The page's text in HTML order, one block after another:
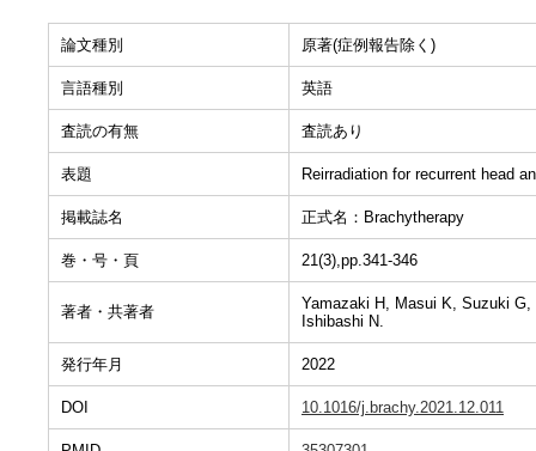
論文種別 原著(症例報告除く)
言語種別 英語
査読の有無 査読あり
表題 Reirradiation for recurrent head
掲載誌名 正式名：Brachytherapy
巻・号・頁 21(3),pp.341-346
著者・共著者
Yamazaki H, Masui K, Suzuki
Ishibashi N.
発行年月 2022
DOI 10.1016/j.brachy.2021.12.011